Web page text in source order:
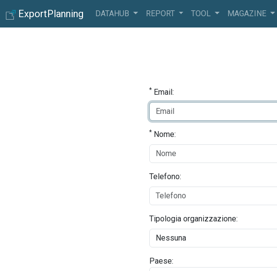
ExportPlanning DATAHUB REPORT TOOL MAGAZINE
* Email:
* Nome:
Telefono:
Tipologia organizzazione:
Paese: